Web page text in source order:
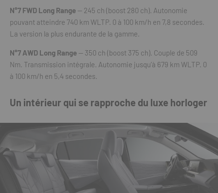
N°7 FWD Long Range — 245 ch (boost 280 ch). Autonomie
pouvant atteindre 740 km WLTP. 0 à 100 km/h en 7,8 secondes.
La version la plus endurante de la gamme.
N°7 AWD Long Range — 350 ch (boost 375 ch). Couple de 509
Nm. Transmission intégrale. Autonomie jusqu’à 679 km WLTP. 0
à 100 km/h en 5,4 secondes.
Un intérieur qui se rapproche du luxe horloger